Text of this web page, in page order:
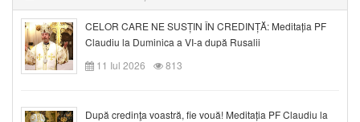
CELOR CARE NE SUSȚIN ÎN CREDINȚĂ: Meditația PF
Claudiu la Duminica a VI-a după Rusalii
11 Iul 2026
813
După credinţa voastră, fie vouă! Meditația PF Claudiu la